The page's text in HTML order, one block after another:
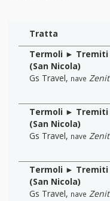
Tratta
Termoli ► Tremiti
(San Nicola)
Gs Travel, nave Zenit
Termoli ► Tremiti
(San Nicola)
Gs Travel, nave Zenit
Termoli ► Tremiti
(San Nicola)
Gs Travel, nave Zenit